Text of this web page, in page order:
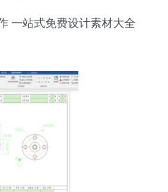
一站式免费设计素材大全